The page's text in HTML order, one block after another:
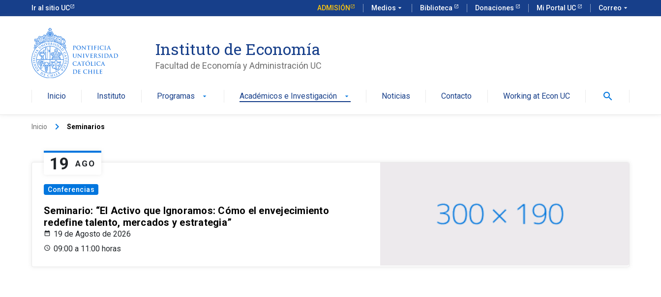
Ir al sitio UC ADMISIÓN Medios arrow_drop_down Biblioteca Donaciones Mi Portal UC Correo arrow_drop_down
Instituto de Economía
Facultad de Economía y Administración UC
Inicio Instituto Programas arrow_drop_down Académicos e Investigación arrow_drop_down Noticias Contacto Working at Econ UC search
Inicio keyboard_arrow_right Seminarios
19 AGO
Conferencias
Seminario: “El Activo que Ignoramos: Cómo el envejecimiento
redefine talento, mercados y estrategia”
19 de Agosto de 2026
09:00 a 11:00 horas